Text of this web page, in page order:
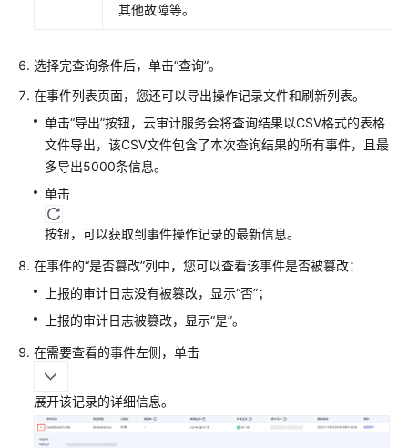
其他故障等。
选择完查询条件后，单击“查询”。
在事件列表页面，您还可以导出操作记录文件和刷新列表。
单击“导出”按钮，云审计服务会将查询结果以CSV格式的表格
文件导出，该CSV文件包含了本次查询结果的所有事件，且最
多导出5000条信息。
单击
按钮，可以获取到事件操作记录的最新信息。
在事件的“是否篡改”列中，您可以查看该事件是否被篡改：
上报的审计日志没有被篡改，显示“否”；
上报的审计日志被篡改，显示“是”。
在需要查看的事件左侧，单击
展开该记录的详细信息。